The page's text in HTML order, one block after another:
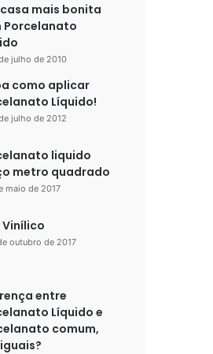
casa mais bonita
Porcelanato
julho de 2010
como aplicar
Líquido!
julho de 2012
liquido
metro quadrado
maio de 2017
Vinílico
outubro de 2017
entre
Líquido e
comum,